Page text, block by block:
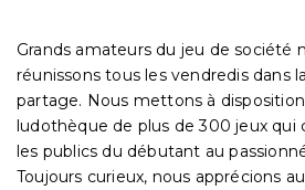
Grands amateurs du jeu de société
réunissons tous les vendredis dans
partage. Nous mettons à
ludothèque de plus de 300 jeux qui
les publics du débutant au
Toujours curieux, nous apprécions